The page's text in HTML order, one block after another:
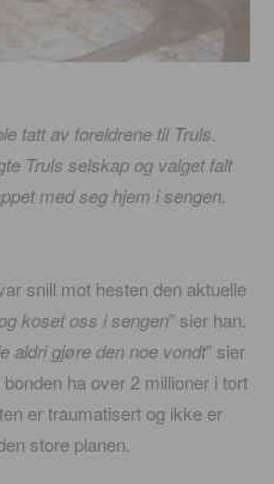
tatt av foreldrene til Truls.
Truls selskap og valget falt
med seg hjem i sengen.
snill mot hesten den aktuelle
koset oss i sengen” sier han.
aldri gjøre den noe vondt” sier
ha over 2 millioner i tort
er traumatisert og ikke er
store planen.